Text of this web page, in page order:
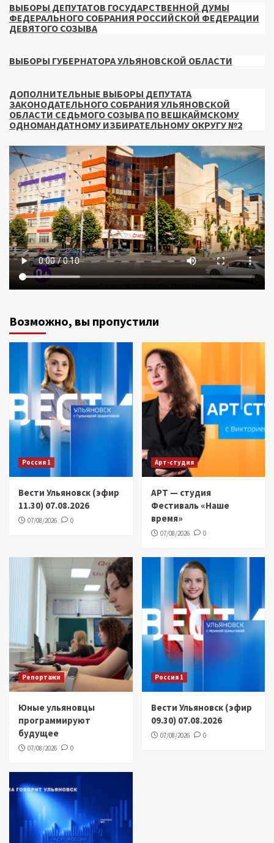
ВЫБОРЫ ДЕПУТАТОВ ГОСУДАРСТВЕННОЙ ДУМЫ
ФЕДЕРАЛЬНОГО СОБРАНИЯ РОССИЙСКОЙ ФЕДЕРАЦИИ
ДЕВЯТОГО СОЗЫВА
ВЫБОРЫ ГУБЕРНАТОРА УЛЬЯНОВСКОЙ ОБЛАСТИ
ДОПОЛНИТЕЛЬНЫЕ ВЫБОРЫ ДЕПУТАТА
ЗАКОНОДАТЕЛЬНОГО СОБРАНИЯ УЛЬЯНОВСКОЙ
ОБЛАСТИ СЕДЬМОГО СОЗЫВА ПО ВЕШКАЙМСКОМУ
ОДНОМАНДАТНОМУ ИЗБИРАТЕЛЬНОМУ ОКРУГУ №2
Возможно, вы пропустили
Россия 1
Вести Ульяновск (эфир
11.30) 07.08.2026
07/08/2026 0
Арт-студия
АРТ — студия
Фестиваль «Наше
время»
07/08/2026 0
Репортажи
Юные ульяновцы
программируют
будущее
07/08/2026 0
Россия 1
Вести Ульяновск (эфир
09.30) 07.08.2026
07/08/2026 0